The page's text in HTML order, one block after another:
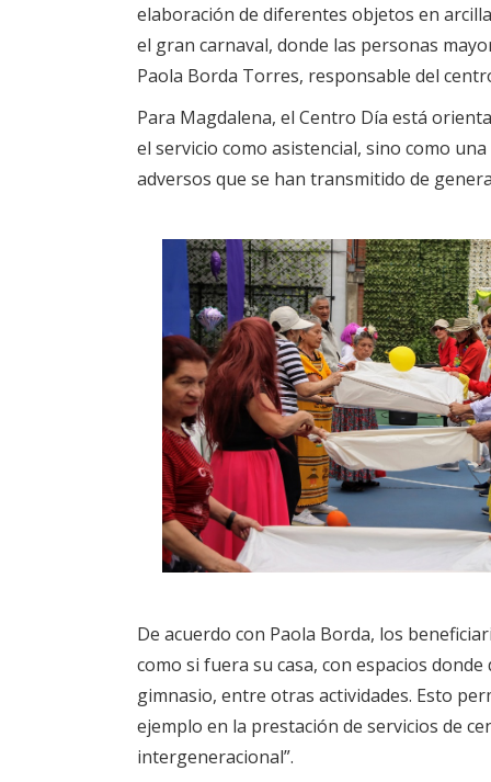
elaboración de diferentes objetos en
el gran carnaval, donde las personas
Paola Borda Torres, responsable del
Para Magdalena, el Centro Día está
el servicio como asistencial, sino como
adversos que se han transmitido de
De acuerdo con Paola Borda, los
como si fuera su casa, con espacios
gimnasio, entre otras actividades. Esto
ejemplo en la prestación de servicios de
intergeneracional”.